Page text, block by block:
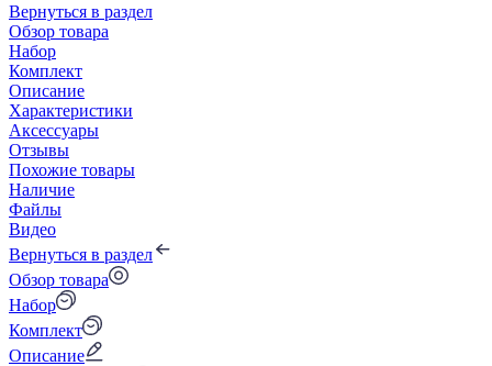
Вернуться в раздел
Обзор товара
Набор
Комплект
Описание
Характеристики
Аксессуары
Отзывы
Похожие товары
Наличие
Файлы
Видео
Вернуться в раздел
Обзор товара
Набор
Комплект
Описание